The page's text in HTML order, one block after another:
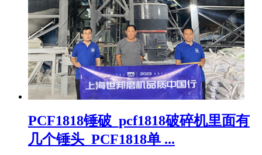
PCF1818锤破_pcf1818破碎机里面有
几个锤头_PCF1818单 ...